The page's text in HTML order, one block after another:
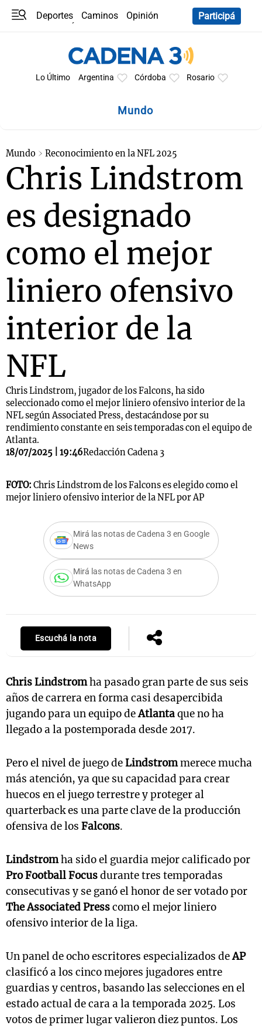
Deportes Caminos
Opinión
Participá
Lo Último Argentina Córdoba Rosario
Mundo
Mundo Reconocimiento en la NFL 2025
Chris Lindstrom
es designado
como el mejor
liniero ofensivo
interior de la
NFL
Chris Lindstrom, jugador de los Falcons, ha sido
seleccionado como el mejor liniero ofensivo interior de la
NFL según Associated Press, destacándose por su
rendimiento constante en seis temporadas con el equipo de
Atlanta.
18/07/2025 | 19:46Redacción Cadena 3
FOTO: Chris Lindstrom de los Falcons es elegido como el
mejor liniero ofensivo interior de la NFL por AP
Mirá las notas de Cadena 3 en Google
News
Mirá las notas de Cadena 3 en
WhatsApp
Escuchá la nota
Chris Lindstromha pasado gran parte de sus seis
años de carrera en forma casi desapercibida
jugando para un equipo deAtlantaque no ha
llegado a la postemporada desde 2017.
Pero el nivel de juego deLindstrommerece mucha
más atención, ya que su capacidad para crear
huecos en el juego terrestre y proteger al
quarterback es una parte clave de la producción
ofensiva de los Falcons.
Lindstromha sido el guardia mejor calificado por
Pro Football Focusdurante tres temporadas
consecutivas y se ganó el honor de ser votado por
The Associated Presscomo el mejor liniero
ofensivo interior de la liga.
Un panel de ocho escritores especializados deAP
clasificó a los cinco mejores jugadores entre
guardias y centros, basando las selecciones en el
estado actual de cara a la temporada 2025. Los
votos de primer lugar valieron diez puntos. Los
Notas
Notas